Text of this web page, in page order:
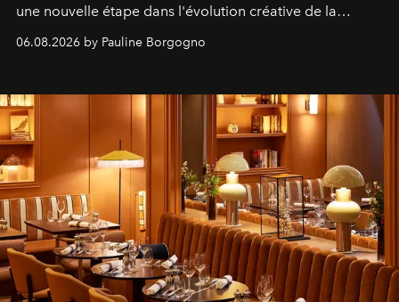
une nouvelle étape dans l'évolution créative de la
06.08.2026 by Pauline Borgogno